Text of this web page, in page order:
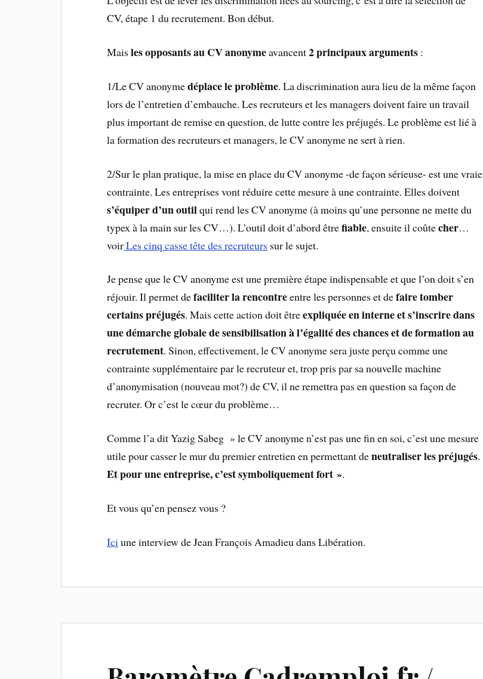
CV, étape 1 du recrutement. Bon début.
Maisles opposants au CV anonymeavancent2 principaux arguments :
1/Le CV anonymedéplace le problème. La discrimination aura lieu de la même façon
lors de l’entretien d’embauche. Les recruteurs et les managers doivent faire un travail
plus important de remise en question, de lutte contre les préjugés. Le problème est lié à
la formation des recruteurs et managers, le CV anonyme ne sert à rien.
2/Sur le plan pratique, la mise en place du CV anonyme -de façon sérieuse- est une vraie
contrainte. Les entreprises vont réduire cette mesure à une contrainte. Elles doivent
s’équiper d’un outilqui rend les CV anonyme (à moins qu’une personne ne mette du
typex à la main sur les CV…). L’outil doit d’abord êtrefiable, ensuite il coûtecher…
voirLes cinq casse tête des recruteurs sur le sujet.
Je pense que le CV anonyme est une première étape indispensable et que l’on doit s’en
réjouir. Il permet defaciliter la rencontreentre les personnes et defaire tomber
certains préjugés. Mais cette action doit êtreexpliquée en interne et s’inscrire dans
une démarche globale de sensibilisation à l’égalité des chances et de formation au
recrutement. Sinon, effectivement, le CV anonyme sera juste perçu comme une
contrainte supplémentaire par le recruteur et, trop pris par sa nouvelle machine
d’anonymisation (nouveau mot?) de CV, il ne remettra pas en question sa façon de
recruter. Or c’est le cœur du problème…
Comme l’a dit Yazig Sabeg » le CV anonyme n’est pas une fin en soi, c’est une mesure
utile pour casser le mur du premier entretien en permettant deneutraliser les préjugés.
Et pour une entreprise, c’est symboliquement fort ».
Et vous qu’en pensez vous ?
Ici une interview de Jean François Amadieu dans Libération.